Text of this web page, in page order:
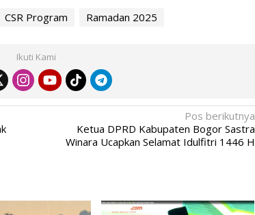
CSR Program Ramadan 2025
Ikuti Kami
Pos berikutnya
Ketua DPRD Kabupaten Bogor Sastra
Winara Ucapkan Selamat Idulfitri 1446 H